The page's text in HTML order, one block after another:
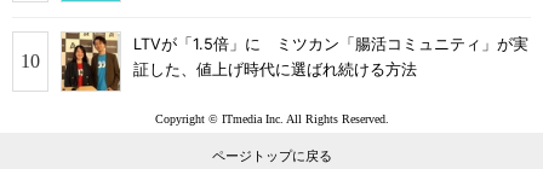
LTVが「1.5倍」に ミツカン「腸活コミュニティ」が実
証した、値上げ時代に選ばれ続ける方法
Copyright © ITmedia Inc. All Rights Reserved.
ページトップに戻る